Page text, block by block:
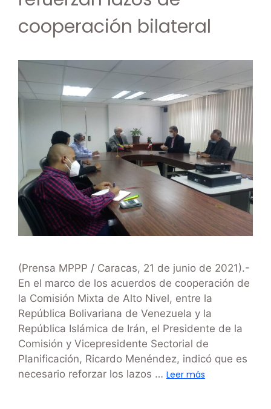
cooperación bilateral
(Prensa MPPP / Caracas, 21 de junio de 2021).-
En el marco de los acuerdos de cooperación de
la Comisión Mixta de Alto Nivel, entre la
República Bolivariana de Venezuela y la
República Islámica de Irán, el Presidente de la
Comisión y Vicepresidente Sectorial de
Planificación, Ricardo Menéndez, indicó que es
necesario reforzar los lazos … Leer más